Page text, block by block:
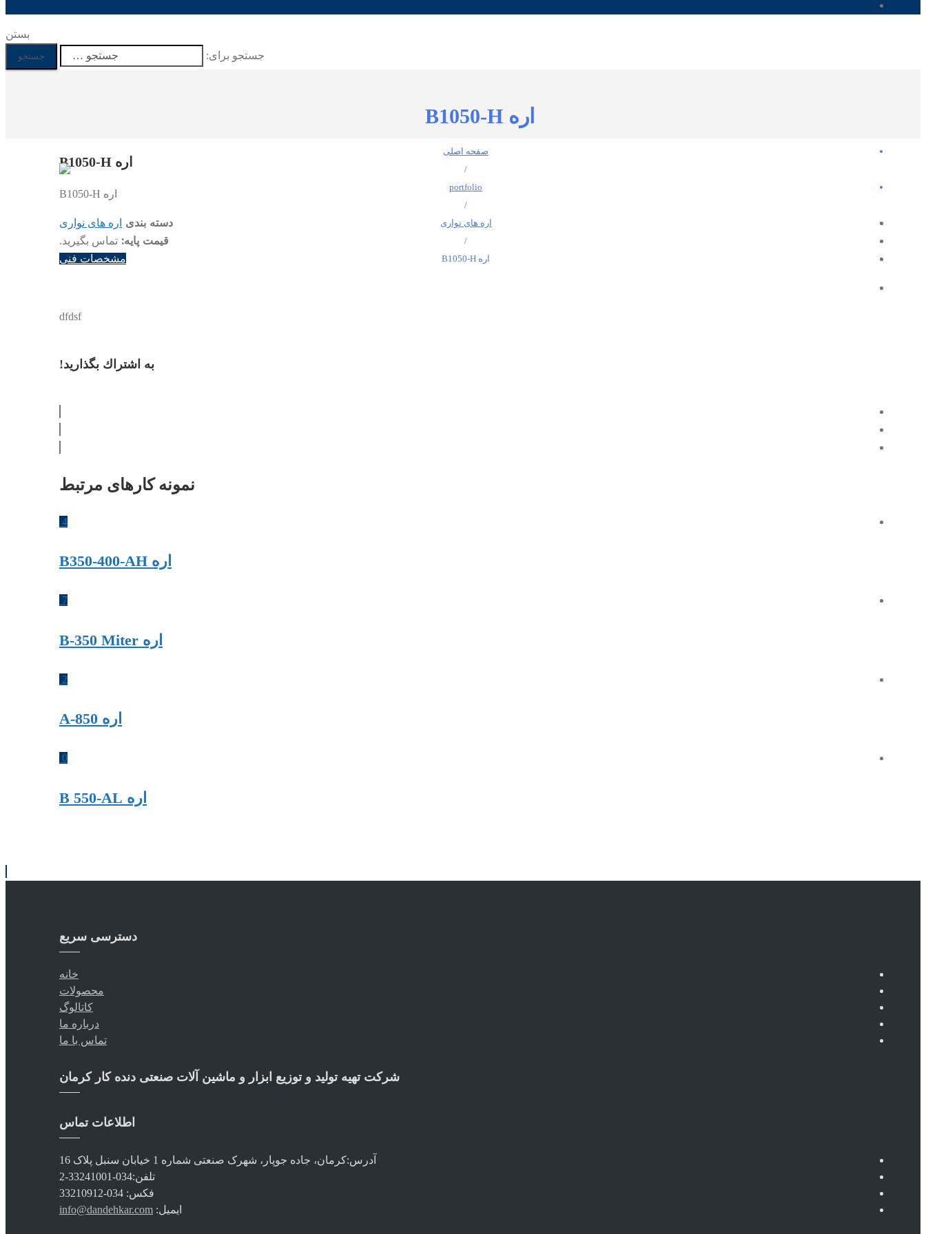
بستن
جستجو برای:
اره B1050-H
صفحه اصلی
/
portfolio
/
اره های نواری
/
اره B1050-H
اره B1050-H
اره B1050-H
دسته بندی اره های نواری
قیمت پایه: تماس بگیرید.
مشخصات فنی
dfdsf
به اشتراك بگذاريد!
نمونه کارهای مرتبط
4
اره B350-400-AH
7
اره B-350 Miter
2
اره A-850
0
اره B 550-AL
دسترسی سریع
خانه
محصولات
کاتالوگ
درباره ما
تماس با ما
شرکت تهیه تولید و توزیع ابزار و ماشین آلات صنعتی دنده کار کرمان
اطلاعات تماس
آدرس:کرمان، جاده جوپار، شهرک صنعتی شماره 1 خیابان سنبل پلاک 16
تلفن:034-33241001-2
فکس: 034-33210912
ایمیل: info@dandehkar.com